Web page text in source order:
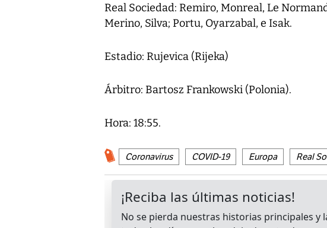
Real Sociedad: Remiro, Monreal, Le
Merino, Silva; Portu, Oyarzabal, e Isak.
Estadio: Rujevica (Rijeka)
Árbitro: Bartosz Frankowski (Polonia).
Hora: 18:55.
Coronavirus COVID-19 Europa Real